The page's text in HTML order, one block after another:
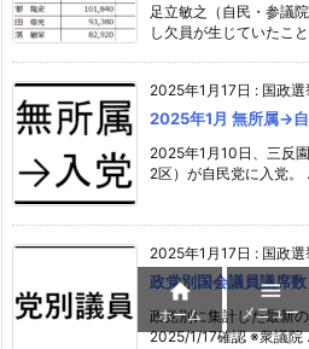
足立敏之（自民・参議
し欠員が生じていたこ
2025年1月17日 : 国政選
2025年1月 無所属→
2025年1月10日、三反
2区）が自民党に入党。
2025年1月17日 : 国政選
政党別国会議員議席
政党別に集計した最新
2025/1/17確認 ※衆議院

ホーム

メニュー